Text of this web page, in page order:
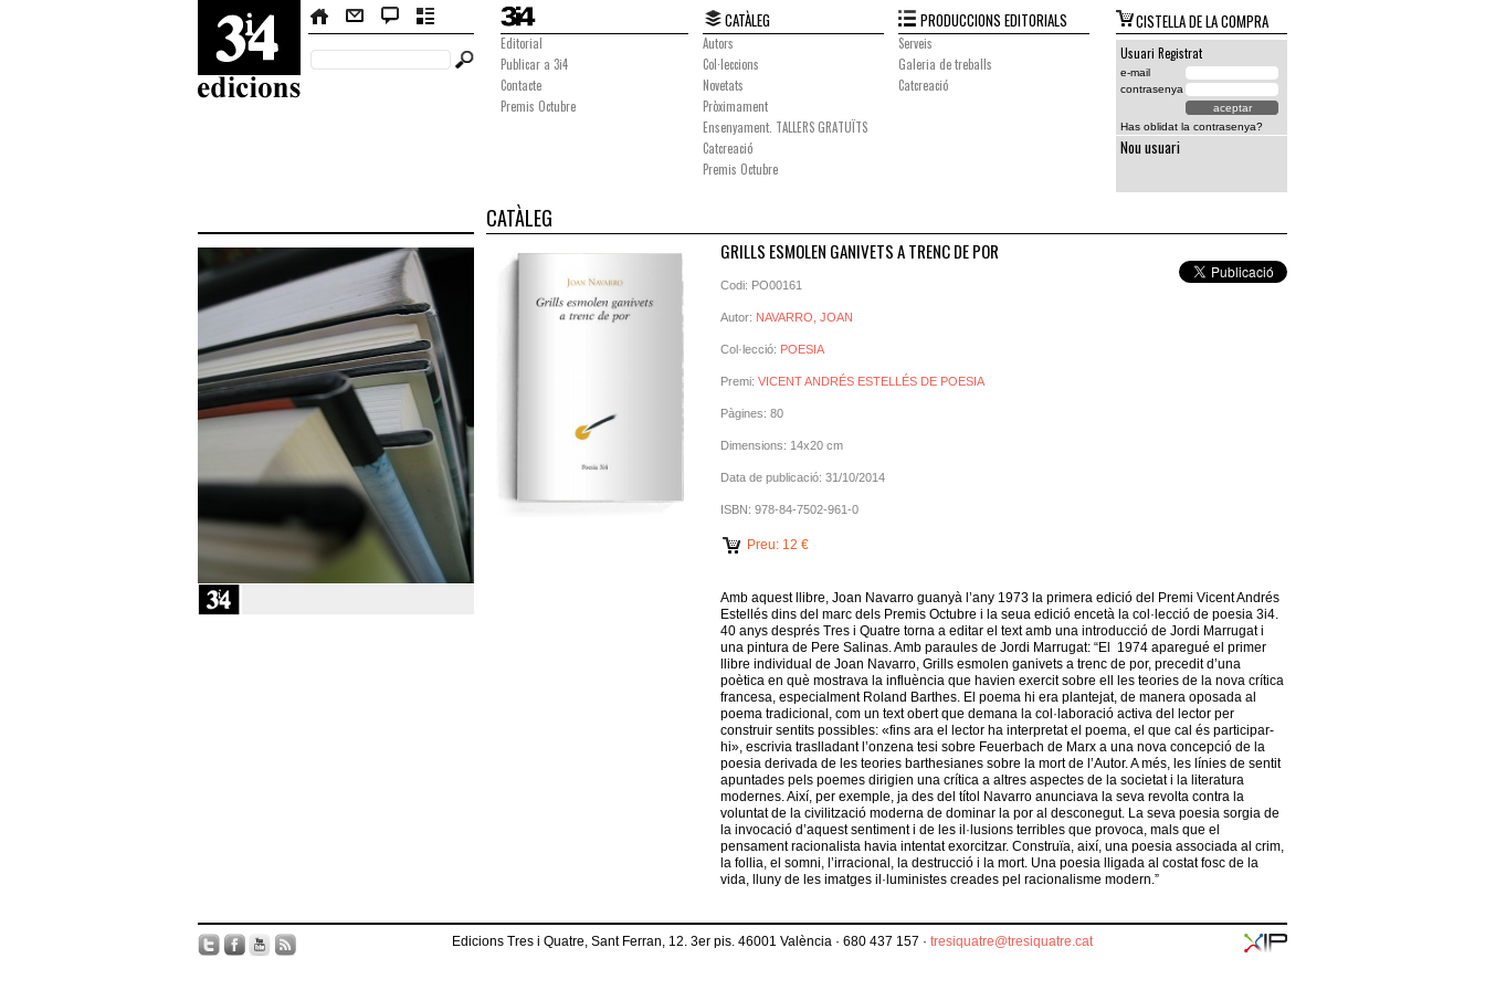
Editorial
Publicar a 3i4
Contacte
Premis Octubre
CATÀLEG
Autors
Col·leccions
Novetats
Pròximament
Ensenyament. TALLERS GRATUÏTS
Catcreació
Premis Octubre
PRODUCCIONS EDITORIALS
Serveis
Galeria de treballs
Catcreació
CISTELLA DE LA COMPRA
Usuari Registrat
e-mail
contrasenya
Has oblidat la contrasenya?
Nou usuari
CATÀLEG
GRILLS ESMOLEN GANIVETS A TRENC DE POR
Codi: PO00161
Autor: NAVARRO, JOAN
Col·lecció: POESIA
Premi: VICENT ANDRÉS ESTELLÉS DE POESIA
Pàgines: 80
Dimensions: 14x20 cm
Data de publicació: 31/10/2014
ISBN: 978-84-7502-961-0
Preu: 12 €
Amb aquest llibre, Joan Navarro guanyà l’any 1973 la primera edició del Premi Vicent Andrés
Estellés dins del marc dels Premis Octubre i la seua edició encetà la col·lecció de poesia 3i4.
40 anys després Tres i Quatre torna a editar el text amb una introducció de Jordi Marrugat i
una pintura de Pere Salinas. Amb paraules de Jordi Marrugat: “El 1974 aparegué el primer
llibre individual de Joan Navarro, Grills esmolen ganivets a trenc de por, precedit d’una
poètica en què mostrava la influència que havien exercit sobre ell les teories de la nova crítica
francesa, especialment Roland Barthes. El poema hi era plantejat, de manera oposada al
poema tradicional, com un text obert que demana la col·laboració activa del lector per
construir sentits possibles: «fins ara el lector ha interpretat el poema, el que cal és participar-
hi», escrivia traslladant l’onzena tesi sobre Feuerbach de Marx a una nova concepció de la
poesia derivada de les teories barthesianes sobre la mort de l’Autor. A més, les línies de sentit
apuntades pels poemes dirigien una crítica a altres aspectes de la societat i la literatura
modernes. Així, per exemple, ja des del títol Navarro anunciava la seva revolta contra la
voluntat de la civilització moderna de dominar la por al desconegut. La seva poesia sorgia de
la invocació d’aquest sentiment i de les il·lusions terribles que provoca, mals que el
pensament racionalista havia intentat exorcitzar. Construïa, així, una poesia associada al crim,
la follia, el somni, l’irracional, la destrucció i la mort. Una poesia lligada al costat fosc de la
vida, lluny de les imatges il·luministes creades pel racionalisme modern.”
Edicions Tres i Quatre, Sant Ferran, 12. 3er pis. 46001 València · 680 437 157 · tresiquatre@tresiquatre.cat